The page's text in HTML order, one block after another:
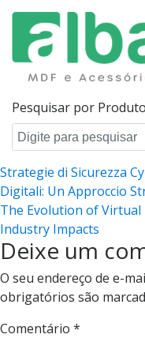
Pesquisar por
Navegação
de
Post
Strategie di Sicurezza
Digitali: Un Approccio
The Evolution of Virtual
Industry Impacts
Deixe um
O seu endereço de e-
obrigatórios são
Comentário *